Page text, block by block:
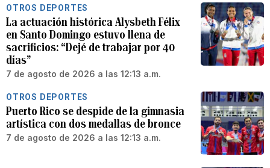
OTROS DEPORTES
La actuación histórica Alysbeth Félix
en Santo Domingo estuvo llena de
sacrificios: “Dejé de trabajar por 40
días”
7 de agosto de 2026 a las 12:13 a.m.
OTROS DEPORTES
Puerto Rico se despide de la gimnasia
artística con dos medallas de bronce
7 de agosto de 2026 a las 12:13 a.m.